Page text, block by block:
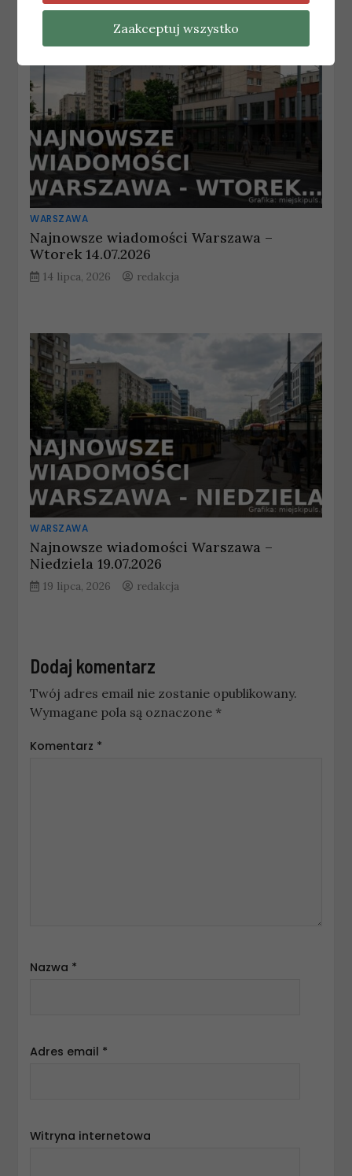
WARSZAWA
Najnowsze wiadomości Warszawa –
Wtorek 14.07.2026
14 lipca, 2026 redakcja
WARSZAWA
Najnowsze wiadomości Warszawa –
Niedziela 19.07.2026
19 lipca, 2026 redakcja
Dodaj komentarz
Twój adres email nie zostanie opublikowany.
Wymagane pola są oznaczone *
Komentarz *
Nazwa *
Adres email *
Witryna internetowa
Zaakceptuj wszystko